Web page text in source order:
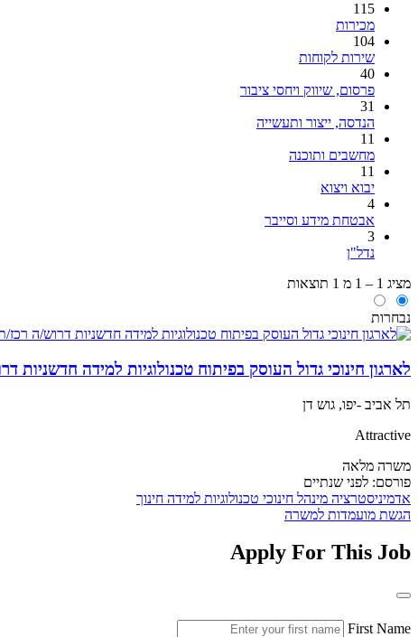
115
מכירות
104
שירות לקוחות
40
פרסום, שיווק ויחסי ציבור
31
הנדסה, ייצור ותעשייה
11
מחשבים ותוכנה
11
יבוא ויצוא
4
אבטחת מידע וסייבר
3
נדל"ן
מציג 1 – 1 מ 1 תוצאות
נבחרות
לארגון חינוכי גדול העוסק בפיתוח טכנולוגיות למידה חדשניות
תל אביב -יפו, גוש דן
Attractive
משרה מלאה
פורסם: לפני שנתיים
אדמיניסטרציה מינהל חינוכי טכנולוגיות למידה חינוך
הגשת מועמדות למשרה
Apply For This Job
First Name